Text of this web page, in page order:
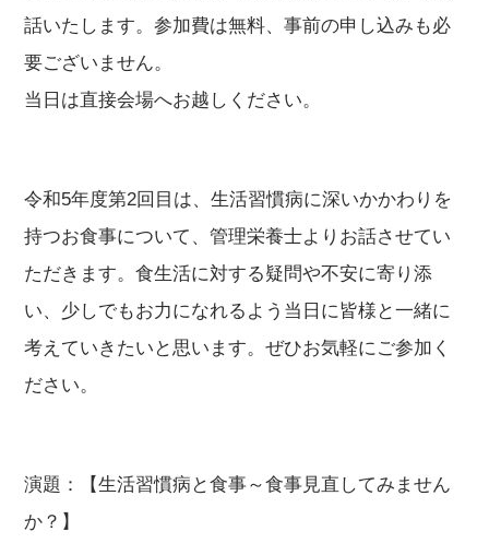
話いたします。参加費は無料、事前の申し込みも必
要ございません。
当日は直接会場へお越しください。
令和5年度第2回目は、生活習慣病に深いかかわりを
持つお食事について、管理栄養士よりお話させてい
ただきます。食生活に対する疑問や不安に寄り添
い、少しでもお力になれるよう当日に皆様と一緒に
考えていきたいと思います。ぜひお気軽にご参加く
ださい。
演題：【生活習慣病と食事～食事見直してみません
か？】